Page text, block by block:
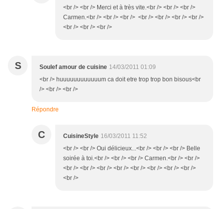
<br /> <br /> Merci et à très vite.<br /> <br /> <br />
Carmen.<br /> <br /> <br /> <br /> <br /> <br /> <br />
<br /> <br /> <br />
S Soulef amour de cuisine 14/03/2011 01:09
<br /> huuuuuuuuuuuum ca doit etre trop trop bon bisous<br
/> <br /> <br />
Répondre
C CuisineStyle 16/03/2011 11:52
<br /> <br /> Oui délicieux...<br /> <br /> <br /> Belle
soirée à toi.<br /> <br /> <br /> Carmen.<br /> <br />
<br /> <br /> <br /> <br /> <br /> <br /> <br /> <br />
<br />